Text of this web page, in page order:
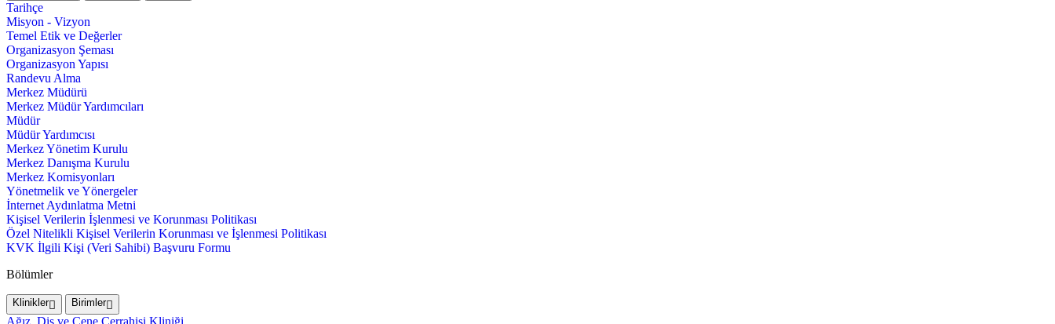
Tarihçe
Misyon - Vizyon
Temel Etik ve Değerler
Organizasyon Şeması
Organizasyon Yapısı
Randevu Alma
Merkez Müdürü
Merkez Müdür Yardımcıları
Müdür
Müdür Yardımcısı
Merkez Yönetim Kurulu
Merkez Danışma Kurulu
Merkez Komisyonları
Yönetmelik ve Yönergeler
İnternet Aydınlatma Metni
Kişisel Verilerin İşlenmesi ve Korunması Politikası
Özel Nitelikli Kişisel Verilerin Korunması ve İşlenmesi Politikası
KVK İlgili Kişi (Veri Sahibi) Başvuru Formu
Bölümler
Klinikler Birimler